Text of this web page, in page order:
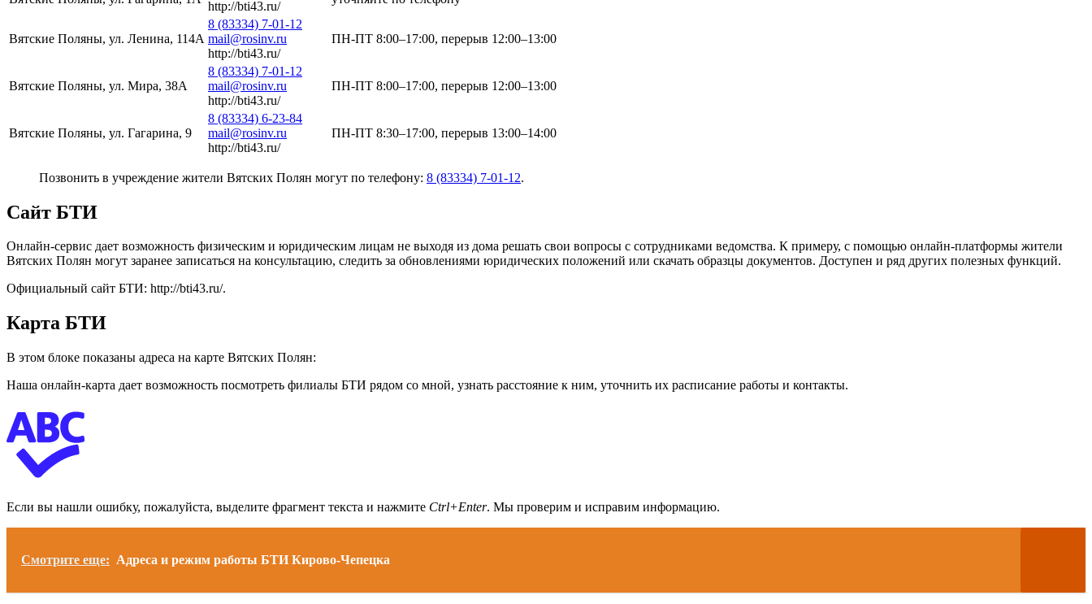
http://bti43.ru/
Вятские Поляны, ул. Ленина, 114А
8 (83334) 7-01-12
mail@rosinv.ru
http://bti43.ru/
ПН-ПТ 8:00–17:00, перерыв 12:00–13:00
Вятские Поляны, ул. Мира, 38А
8 (83334) 7-01-12
mail@rosinv.ru
http://bti43.ru/
ПН-ПТ 8:00–17:00, перерыв 12:00–13:00
Вятские Поляны, ул. Гагарина, 9
8 (83334) 6-23-84
mail@rosinv.ru
http://bti43.ru/
ПН-ПТ 8:30–17:00, перерыв 13:00–14:00
Позвонить в учреждение жители Вятских Полян могут по телефону: 8 (83334) 7-01-12.
Сайт БТИ
Онлайн-сервис дает возможность физическим и юридическим лицам не выходя из дома решать свои вопросы с сотрудниками ведомства. К примеру, с помощью онлайн-платформы жители
Вятских Полян могут заранее записаться на консультацию, следить за обновлениями юридических положений или скачать образцы документов. Доступен и ряд других полезных функций.
Официальный сайт БТИ: http://bti43.ru/.
Карта БТИ
В этом блоке показаны адреса на карте Вятских Полян:
Наша онлайн-карта дает возможность посмотреть филиалы БТИ рядом со мной, узнать расстояние к ним, уточнить их расписание работы и контакты.
Если вы нашли ошибку, пожалуйста, выделите фрагмент текста и нажмите Ctrl+Enter. Мы проверим и исправим информацию.
Смотрите еще: Адреса и режим работы БТИ Кирово-Чепецка